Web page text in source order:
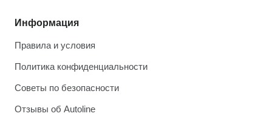
Информация
Правила и условия
Политика конфиденциальности
Советы по безопасности
Отзывы об Autoline